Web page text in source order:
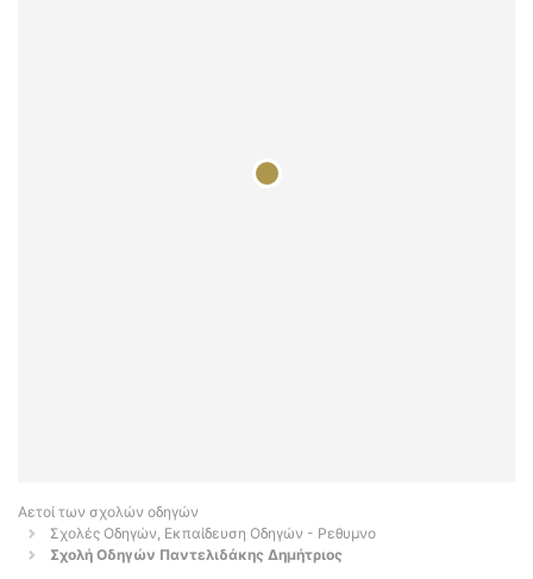
Αετοί των σχολών οδηγών
Σχολές Οδηγών, Εκπαίδευση Οδηγών - Ρεθυμνο
Σχολή Οδηγών Παντελιδάκης Δημήτριος